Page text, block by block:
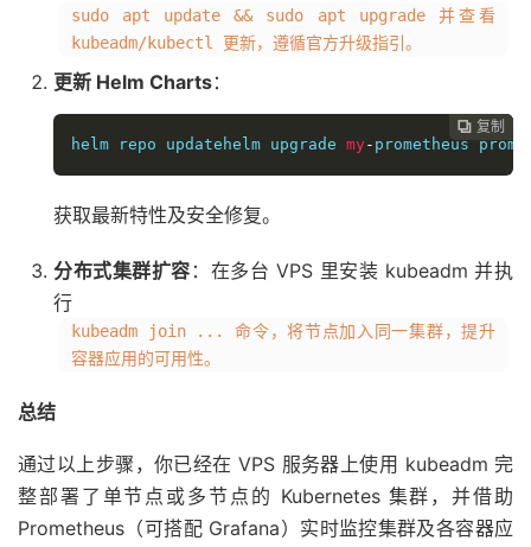
sudo apt update && sudo apt upgrade 并查看
kubeadm/kubectl 更新，遵循官方升级指引。
更新 Helm Charts：
 复制
 复制
 复制
helm repo updatehelm upgrade my- prometheus
获取最新特性及安全修复。
分布式集群扩容 ：在多台 VPS 里安装 kubeadm 并执
行
kubeadm join ... 命令，将节点加入同一集群，提升
容器应用的可用性。
总结
通过以上步骤，你已经在 VPS 服务器上使用 kubeadm 完
整部署了单节点或多节点的 Kubernetes 集群，并借助
Prometheus（可搭配 Grafana）实时监控集群及各容器应